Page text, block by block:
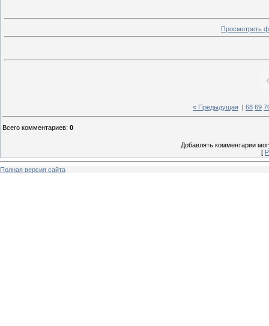
Просмотреть
« Предыдущая 68 69
Всего комментариев: 0
Добавлять комментарии
[
Полная версия сайта